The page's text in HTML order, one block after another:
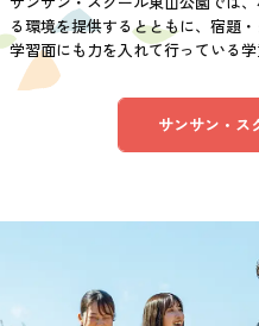
る環境を提供するとともに、宿題
学習面にも力を入れて行っている学
サンサン・ス